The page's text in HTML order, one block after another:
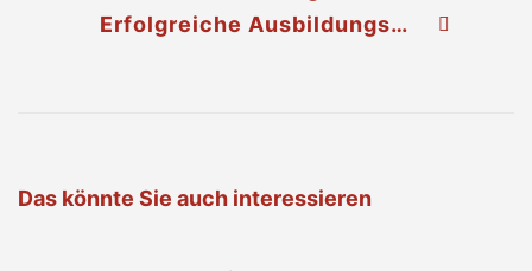
Erfolgreiche Ausbildungsprüfung Atemschutz in Stockerau
Das könnte Sie auch interessieren